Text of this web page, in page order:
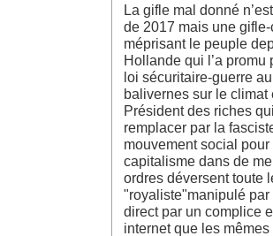
La gifle mal donné
de 2017 mais une
méprisant le peuple
Hollande qui l’a
loi sécuritaire-guerre
balivernes sur le climat
Président des riches
remplacer par la
mouvement social
capitalisme dans de
ordres déversent toute
"royaliste"manipulé
direct par un complice
internet que les